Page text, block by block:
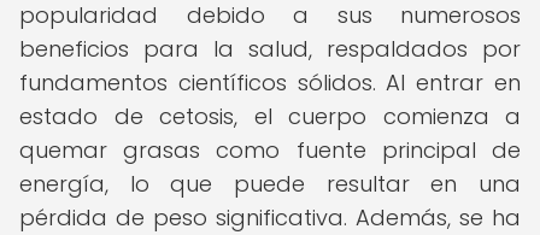
popularidad debido a sus numerosos
beneficios para la salud, respaldados por
fundamentos científicos sólidos. Al entrar en
estado de cetosis, el cuerpo comienza a
quemar grasas como fuente principal de
energía, lo que puede resultar en una
pérdida de peso significativa. Además, se ha